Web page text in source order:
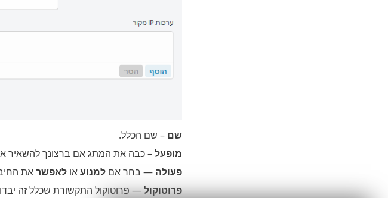
שם – שם הכלל.
מופעל– כבה את המתג אם ברצונך להשאיר
פעולה — בחר אם למנועאו לאפשראת
פרוטוקול— פרוטוקול התקשורת שכלל זה